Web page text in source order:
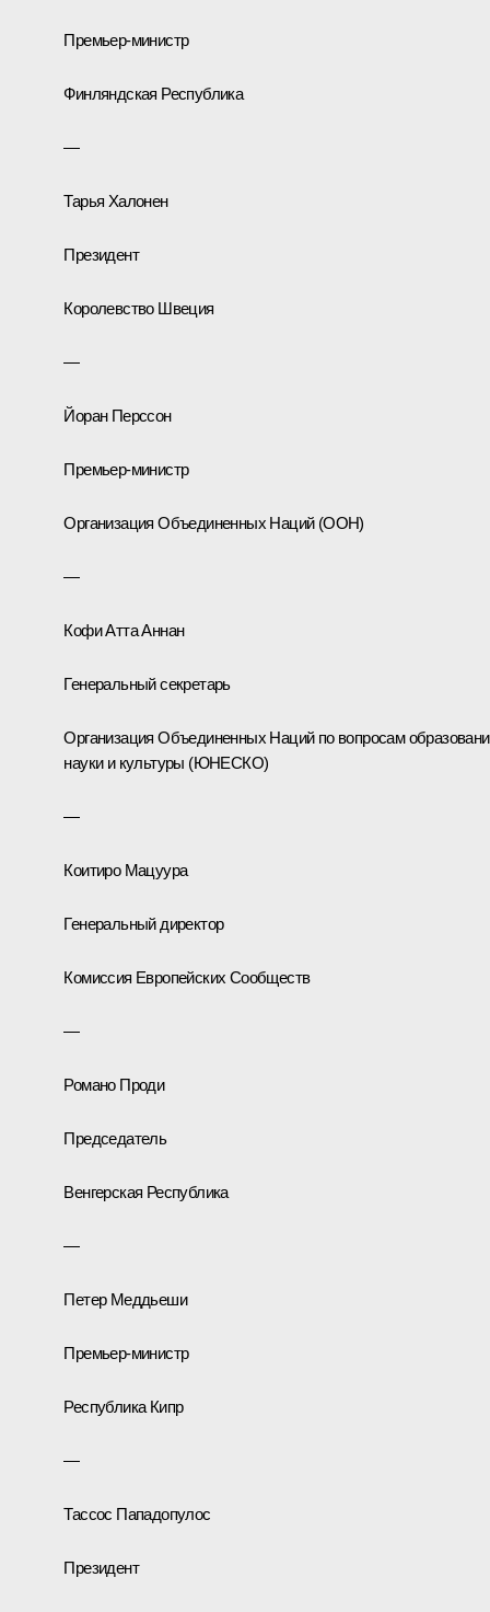
Премьер-министр
Финляндская Республика
—
Тарья Халонен
Президент
Королевство Швеция
—
Йоран Перссон
Премьер-министр
Организация Объединенных Наций (ООН)
—
Кофи Атта Аннан
Генеральный секретарь
Организация Объединенных Наций по вопросам
науки и культуры (ЮНЕСКО)
—
Коитиро Мацуура
Генеральный директор
Комиссия Европейских Сообществ
—
Романо Проди
Председатель
Венгерская Республика
—
Петер Меддьеши
Премьер-министр
Республика Кипр
—
Тассос Пападопулос
Президент